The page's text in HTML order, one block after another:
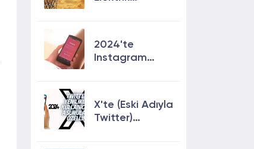
2024'te
Instagram
Etkili Yolları!
X'te (Eski Adıyla
Twitter)